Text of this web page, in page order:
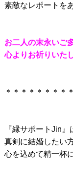
素敵なレポートを
お二人の末永いご
心よりお祈りいた
＊＊＊＊＊＊＊＊
『縁サポートJin』
真剣に結婚したい
心を込めて精一杯